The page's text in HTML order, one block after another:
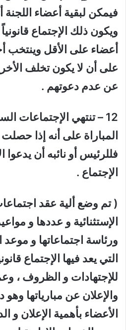
فيمكن لبقية أعضاء اللجنة
ويكون ذلك الإجتماع
أعضاء على الأقل وينتخب
على أن لا يكون تخلف
عن عدم دعوتهم .
12 – تنتهي الإجتماعات
المباراة على أنه إذا
فللرئيس أو نائبه أن
الإجتماع .
( تم وضع ألية عقد
الإستثنائية و عددها و
ورئاسة اجتماعاتها و موعد
التي يعد فيها الإجتماع
للإجتهادات و الظروف ،
والإعلان عن مبارياتها
الأعضاء بأهمية الإعلان و